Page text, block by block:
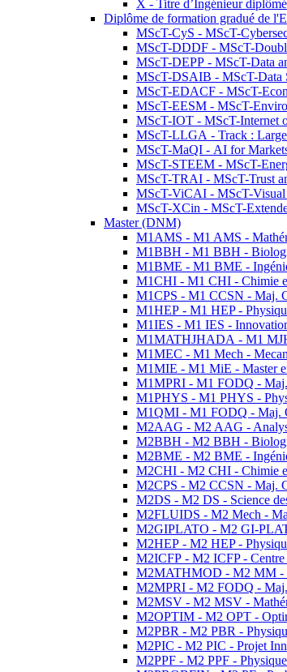
X - Titre d’Ingénieur
Diplôme de formation gradué de
MScT-CyS - MScT-
MScT-DDDF - MScT-
MScT-DEPP - MScT-Data
MScT-DSAIB - MScT-Data
MScT-EDACF - MScT-
MScT-EESM - MScT-
MScT-IOT - MScT-Internet
MScT-LLGA - Track :
MScT-MaQI - AI for
MScT-STEEM - MScT-
MScT-TRAI - MScT-Trust
MScT-ViCAI - MScT-
MScT-XCin - MScT-
Master (DNM)
M1AMS - M1 AMS -
M1BBH - M1 BBH -
M1BME - M1 BME -
M1CHI - M1 CHI - Chimie
M1CPS - M1 CCSN - Maj.
M1HEP - M1 HEP -
M1IES - M1 IES -
M1MATHJHADA - M1 MJH
M1MEC - M1 Mech -
M1MIE - M1 MiE - Master
M1MPRI - M1 FODQ -
M1PHYS - M1 PHYS -
M1QMI - M1 FODQ - Maj.
M2AAG - M2 AAG -
M2BBH - M2 BBH -
M2BME - M2 BME -
M2CHI - M2 CHI - Chimie
M2CPS - M2 CCSN - Maj.
M2DS - M2 DS - Science
M2FLUIDS - M2 Mech -
M2GIPLATO - M2 GI-
M2HEP - M2 HEP -
M2ICFP - M2 ICFP - Centre
M2MATHMOD - M2 MM -
M2MPRI - M2 FODQ -
M2MSV - M2 MSV -
M2OPTIM - M2 OPT -
M2PBR - M2 PBR -
M2PIC - M2 PIC - Projet
M2PPF - M2 PPF -